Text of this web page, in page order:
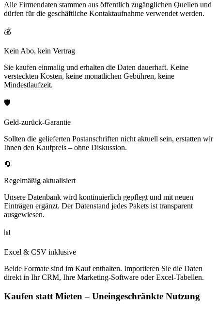
Alle Firmendaten stammen aus öffentlich zugänglichen Quellen und
dürfen für die geschäftliche Kontaktaufnahme verwendet werden.
💰
Kein Abo, kein Vertrag
Sie kaufen einmalig und erhalten die Daten dauerhaft. Keine
versteckten Kosten, keine monatlichen Gebühren, keine
Mindestlaufzeit.
🛡️
Geld-zurück-Garantie
Sollten die gelieferten Postanschriften nicht aktuell sein, erstatten wir
Ihnen den Kaufpreis – ohne Diskussion.
🔄
Regelmäßig aktualisiert
Unsere Datenbank wird kontinuierlich gepflegt und mit neuen
Einträgen ergänzt. Der Datenstand jedes Pakets ist transparent
ausgewiesen.
📊
Excel & CSV inklusive
Beide Formate sind im Kauf enthalten. Importieren Sie die Daten
direkt in Ihr CRM, Ihre Marketing-Software oder Excel-Tabellen.
Kaufen statt Mieten – Uneingeschränkte Nutzung